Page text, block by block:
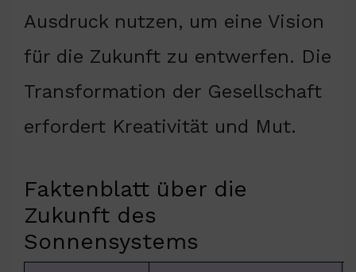
Ausdruck nutzen, um eine Vision
für die Zukunft zu entwerfen. Die
Transformation der Gesellschaft
erfordert Kreativität und Mut.
Faktenblatt über die
Zukunft des
Sonnensystems